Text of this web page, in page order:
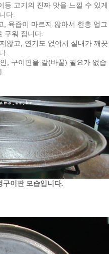
등 고기의 진짜 맛을 느낄 수 있게
다.
육즙이 마르지 않아서 한층 업그
구워 집니다.
않고, 연기도 없어서 실내가 깨끗
.
, 구이판을 갈(바꿀) 필요가 없습
구이판 모습입니다.